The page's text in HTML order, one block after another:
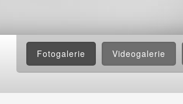
Fotogalerie Videogalerie